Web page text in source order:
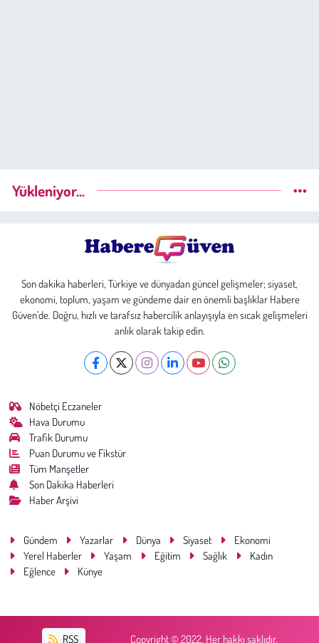
Yükleniyor...
Son dakika haberleri, Türkiye ve dünyadan güncel gelişmeler; siyaset,
ekonomi, toplum, yaşam ve gündeme dair en önemli başlıklar Habere
Güven’de. Doğru, hızlı ve tarafsız habercilik anlayışıyla en sıcak gelişmeleri
anlık olarak takip edin.
Nöbetçi Eczaneler
Hava Durumu
Trafik Durumu
Puan Durumu ve Fikstür
Tüm Manşetler
Son Dakika Haberleri
Haber Arşivi
Gündem Yazarlar Dünya Siyaset
Ekonomi
Yerel Haberler
Yaşam Eğitim Sağlık
Kadın
Eğlence
Künye
RSS Copyright © 2022. Her hakkı saklıdır.